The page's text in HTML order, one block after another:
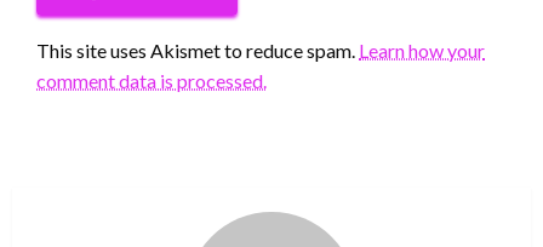
This site uses Akismet to reduce spam. Learn how your
comment data is processed.